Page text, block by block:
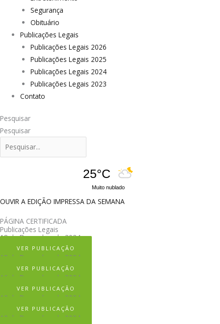
Segurança
Obituário
Publicações Legais
Publicações Legais 2026
Publicações Legais 2025
Publicações Legais 2024
Publicações Legais 2023
Contato
Pesquisar
Pesquisar
25°C
Muito nublado
OUVIR A EDIÇÃO IMPRESSA DA SEMANA
PÁGINA CERTIFICADA
Publicações Legais
18 de Dezembro de 2024
VER PUBLICAÇÃO
18 de Dezembro de 2024
VER PUBLICAÇÃO
16 de Dezembro de 2024
VER PUBLICAÇÃO
12 de Dezembro de 2024
VER PUBLICAÇÃO
12 de Dezembro de 2024